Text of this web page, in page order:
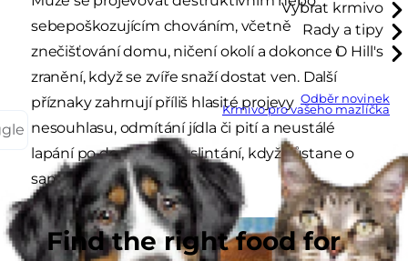
Vybrat krmivo
Rady a tipy
O Hill's
Odběr novinek
Krmivo pro vašeho mazlíčka
Find the right food for
sebepoškozujícím chováním, včetně
znečišťování domu, ničení okolí a dokonce i
zranění, když se zvíře snaží dostat ven. Další
příznaky zahrnují příliš hlasité projevy
nesouhlasu, odmítání jídla či pití a neustálé
lapání po dechu nebo slintání, když zůstane o
samotě.